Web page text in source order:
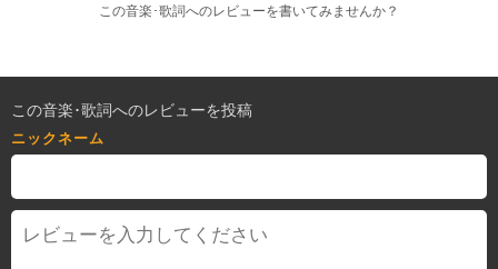
この音楽･歌詞へのレビューを書いてみませんか？
この音楽･歌詞へのレビューを投稿
ニックネーム